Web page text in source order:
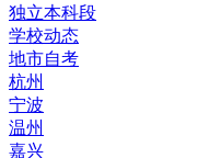
独立本科段
学校动态
地市自考
杭州
宁波
温州
嘉兴